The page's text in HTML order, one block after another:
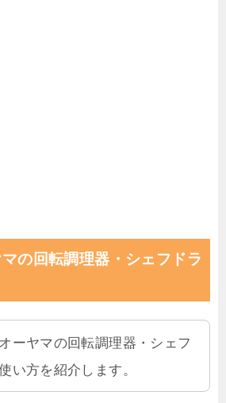
の回転調理器・シェフドラ
ーヤマの回転調理器・シェフ
い方を紹介します。